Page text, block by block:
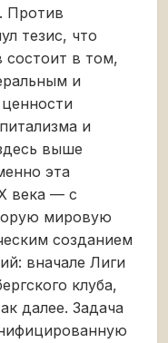
Против
тезис, что
в том,
и
и
выше
эта
века — с
мировую
созданием
вначале Лиги
клуба,
далее. Задача